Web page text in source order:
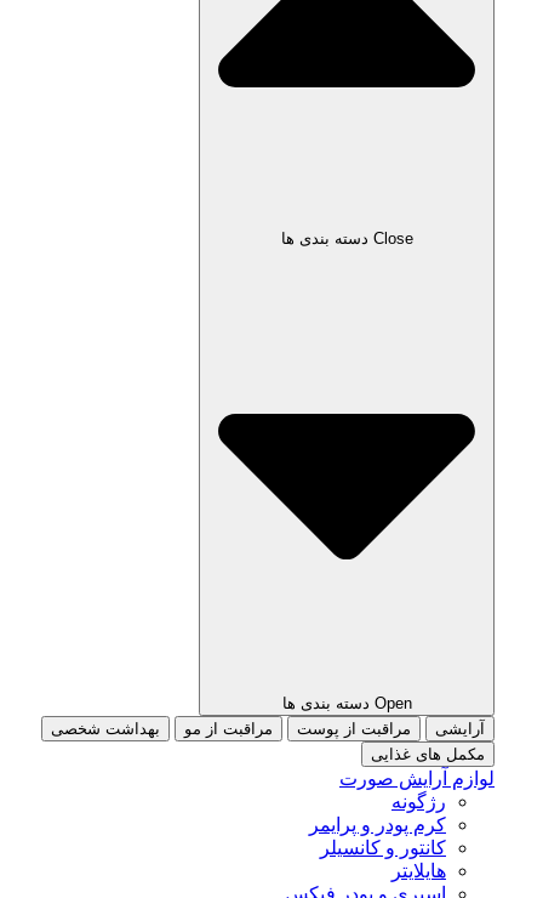
Close دسته بندی ها
Open دسته بندی ها
آرایشی
مراقبت از پوست مراقبت از مو
بهداشت شخصی
مکمل های غذایی
لوازم آرایش صورت
رژگونه
کرم پودر و پرایمر
کانتور و کانسیلر
هایلایتر
اسپری و پودر فیکس